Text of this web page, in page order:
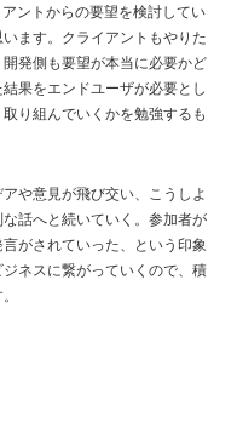
ントからの要望を検討してい
ます。クライアントもやりた
発側も要望が本当に必要かど
果をエンドユーザが必要とし
り組んでいくかを勉強するも
や意見が飛び交い、こうしよ
話へと続いていく。参加者が
がされていった、という印象
ネスに繋がっていくので、積